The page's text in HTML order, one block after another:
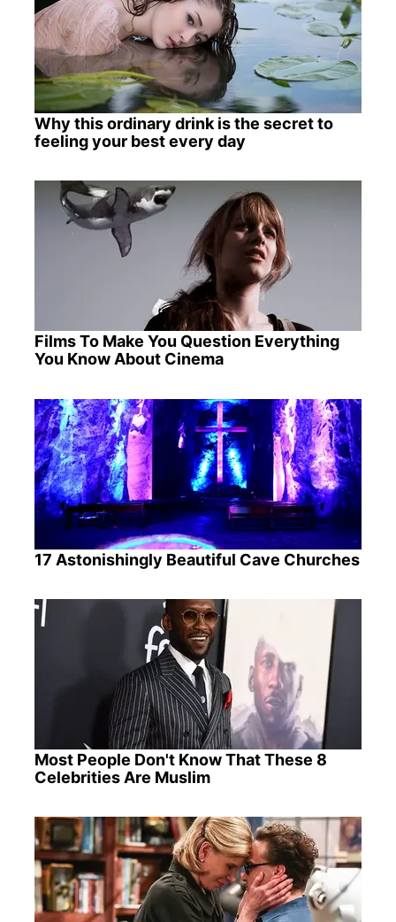
Why this ordinary drink is the secret to
feeling your best every day
Films To Make You Question Everything
You Know About Cinema
17 Astonishingly Beautiful Cave Churches
Most People Don't Know That These 8
Celebrities Are Muslim